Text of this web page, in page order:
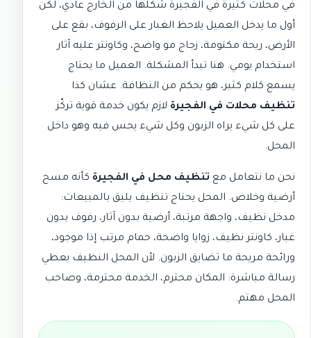
في محلات كثيرة في الفجيرة شكلها من الخارج عادي، لكن
أول ما يدخل العميل يلاحظ الغبار على الرفوف، بقع على
الأرض، ريحة مكتومة، زجاج مو واضح، وكاونتر عليه آثار
استخدام يومي. هنا تبدأ المشكلة. العميل ما يحتاج
يسمع كلام كثير، هو يحكم من النظافة. عشان كذا
تنظيف محلات في الفجيرة لازم يكون خدمة قوية تركّز
على كل شيء يراه الزبون وكل شيء يحس فيه وهو داخل
المحل.
نحن ما نتعامل مع تنظيف محل في الفجيرة كأنه مسح
أرضية وخلاص. المحل يحتاج تنظيف يليق بالمبيعات:
مدخل نظيف، واجهة مرتبة، أرضية بدون آثار، رفوف بدون
غبار، كاونتر نظيف، زوايا واضحة، حمام مرتب إذا موجود،
ورائحة مريحة ما تضايق الزبون. لأن المحل النظيف يعطي
رسالة مباشرة: المكان محترم، الخدمة محترمة، وصاحب
المحل مهتم.